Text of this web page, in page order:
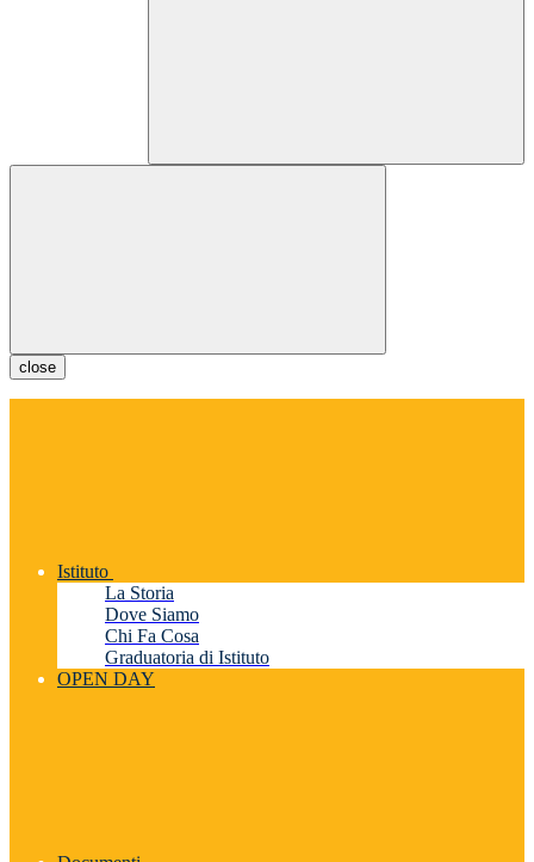
close
Istituto
La Storia
Dove Siamo
Chi Fa Cosa
Graduatoria di Istituto
OPEN DAY